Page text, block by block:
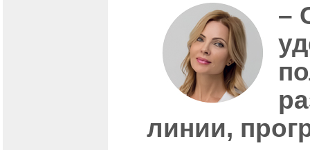
–
линии,